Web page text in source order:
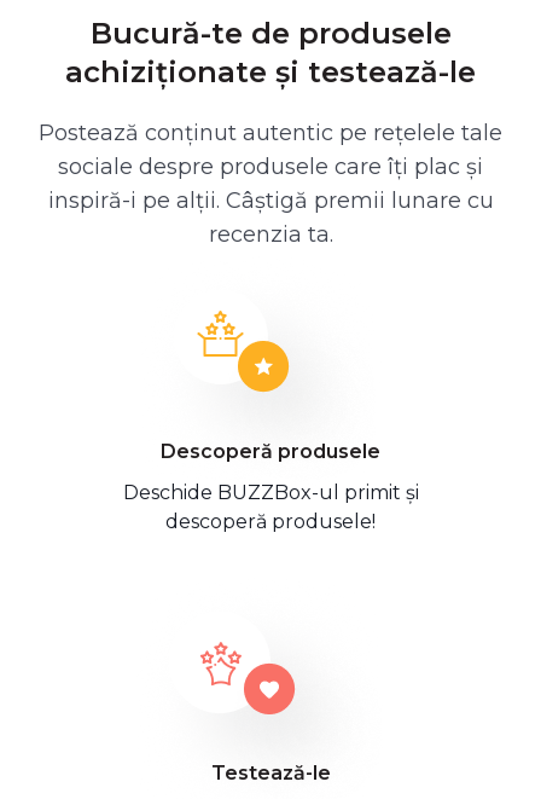
Bucură-te de produsele
achiziționate și testează-le
Postează conținut autentic pe rețelele tale
sociale despre produsele care îți plac și
inspiră-i pe alții. Câștigă premii lunare cu
recenzia ta.
Descoperă produsele
Deschide BUZZBox-ul primit și
descoperă produsele!
Testează-le